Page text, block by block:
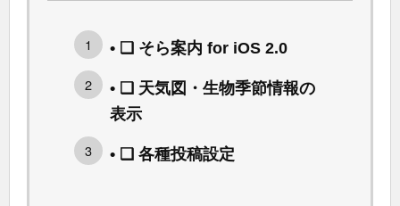
• ❑ そら案内 for iOS 2.0
• ❑ 天気図・生物季節情報の
表示
• ❑ 各種投稿設定